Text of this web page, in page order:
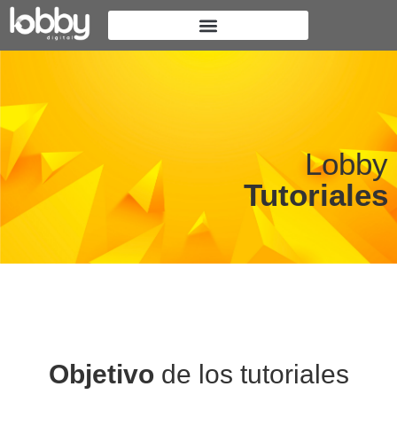
Lobby
Tutoriales
Objetivo de los tutoriales